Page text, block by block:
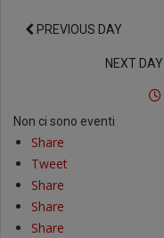
PREVIOUS DAY
NEXT DAY
Non ci sono eventi
Share
Tweet
Share
Share
Share